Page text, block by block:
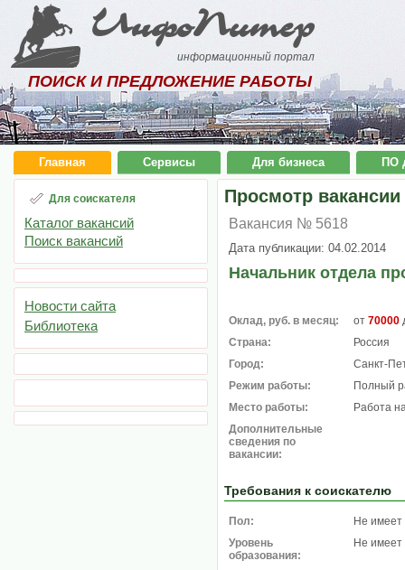
ИнфоПитер
информационный портал
ПОИСК И ПРЕДЛОЖЕНИЕ РАБОТЫ
Главная Сервисы Для бизнеса ПО
Для соискателя
Каталог вакансий
Поиск вакансий
Новости сайта
Библиотека
Просмотр вакансии
Вакансия № 5618
Дата публикации: 04.02.2014
Начальник отдела
Оклад, руб. в месяц: от 70000
Страна:
Россия
Город:
Санкт-
Режим работы:
Полный
Место работы:
Работа
Дополнительные
сведения по
вакансии:
Требования к соискателю
Пол:
Не имеет
Уровень
образования:
Не имеет